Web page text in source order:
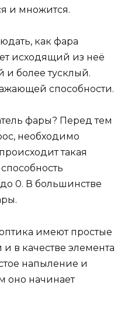
и множится.
как фара
исходящий из неё
и более тусклый.
способности.
фары? Перед тем
необходимо
такая
0. В большинстве
имеют простые
в качестве элемента
напыление и
оно начинает